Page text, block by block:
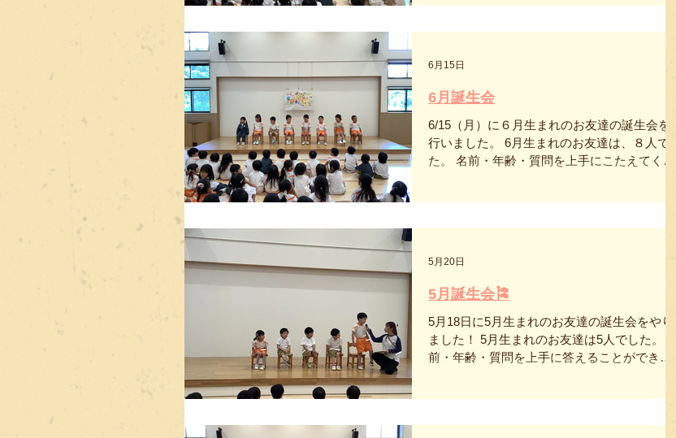
祈りをしました✨ 新しいプールになり、「は
たちでした♪ お約束を守って楽しいプール遊び
をしようね😊
6月誕生会
6/15（月）に６月生まれのお友達の誕生会を
行いました。 6月生まれのお友達は、８人でし
た。 名前・年齢・質問を上手にこたえてくれ
ペープサート「おつかいありさんこっつん
う！
6月15日
5月誕生会🎏
5月18日に5月生まれのお友達の誕生会をやり
ました！ 5月生まれのお友達は5人でした。 名
前・年齢・質問を上手に答えることができま
シアター「赤ずきんとおせんべオオカミ」で
5月20日